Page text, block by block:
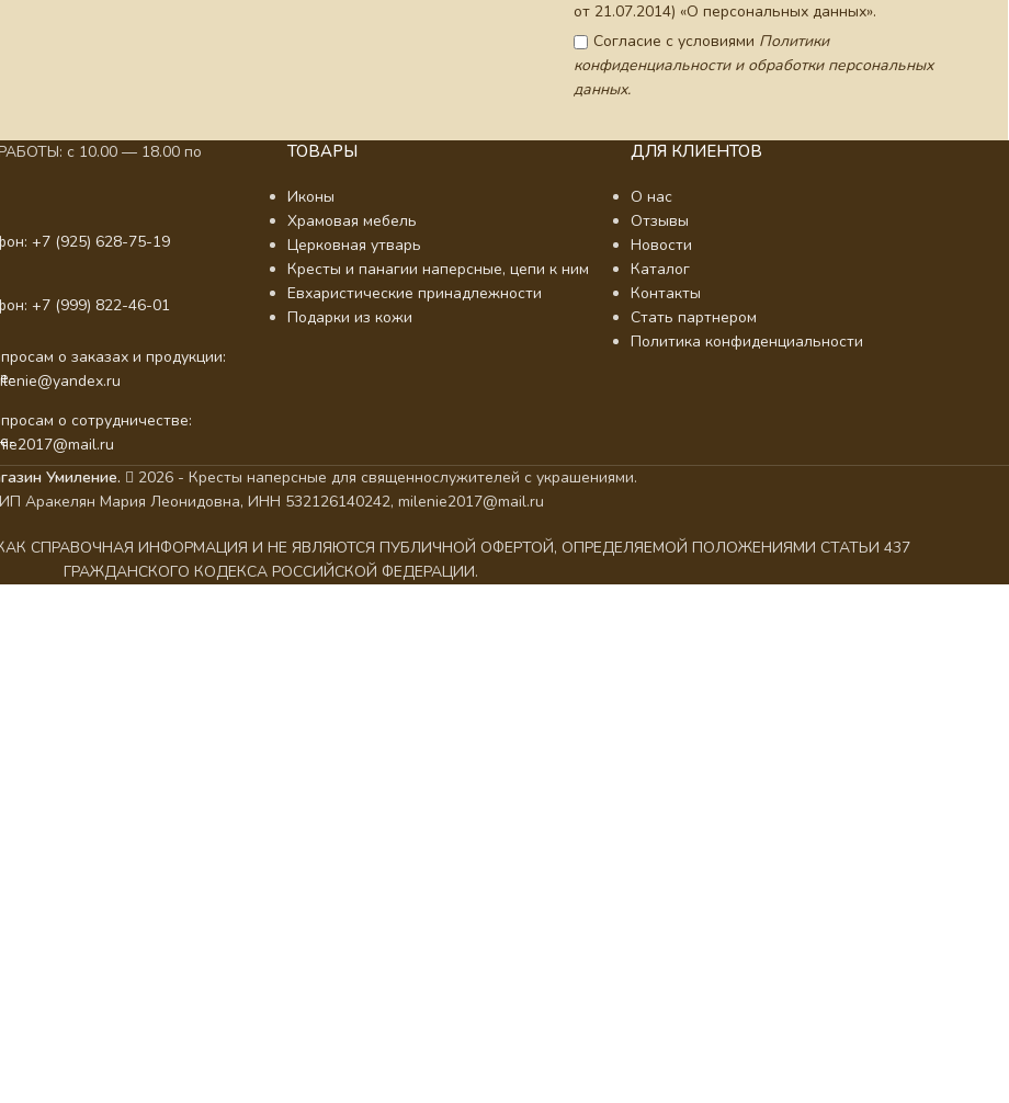
от 21.07.2014) «О персональных данных».
Согласие с условиями Политики
конфиденциальности и обработки персональных
данных.
с 10.00 — 18.00 по
+7 (925) 628-75-19
+7 (999) 822-46-01
о заказах и продукции:
о сотрудничестве:
ТОВАРЫ
Иконы
Храмовая мебель
Церковная утварь
Кресты и панагии наперсные, цепи к ним
Евхаристические принадлежности
Подарки из кожи
ДЛЯ КЛИЕНТОВ
О нас
Отзывы
Новости
Каталог
Контакты
Стать партнером
Политика конфиденциальности
Умиление.
2026 - Кресты наперсные для священнослужителей с украшениями.
ИП Аракелян Мария Леонидовна, ИНН 532126140242, milenie2017@mail.ru
СПРАВОЧНАЯ ИНФОРМАЦИЯ И НЕ ЯВЛЯЮТСЯ ПУБЛИЧНОЙ ОФЕРТОЙ, ОПРЕДЕЛЯЕМОЙ ПОЛОЖЕНИЯМИ СТАТЬИ 437
ГРАЖДАНСКОГО КОДЕКСА РОССИЙСКОЙ ФЕДЕРАЦИИ.